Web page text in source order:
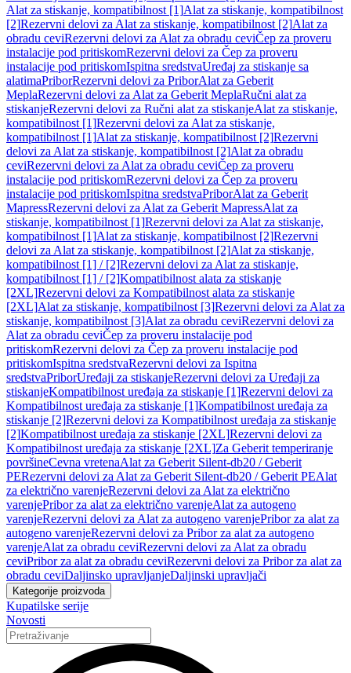
Alat za stiskanje, kompatibilnost [1]Alat za stiskanje, kompatibilnost
[2]Rezervni delovi za Alat za stiskanje, kompatibilnost [2]Alat za
obradu ceviRezervni delovi za Alat za obradu ceviČep za proveru
instalacije pod pritiskomRezervni delovi za Čep za proveru
instalacije pod pritiskomIspitna sredstvaUređaj za stiskanje sa
alatimaPriborRezervni delovi za PriborAlat za Geberit
MeplaRezervni delovi za Alat za Geberit MeplaRučni alat za
stiskanjeRezervni delovi za Ručni alat za stiskanjeAlat za stiskanje,
kompatibilnost [1]Rezervni delovi za Alat za stiskanje,
kompatibilnost [1]Alat za stiskanje, kompatibilnost [2]Rezervni
delovi za Alat za stiskanje, kompatibilnost [2]Alat za obradu
ceviRezervni delovi za Alat za obradu ceviČep za proveru
instalacije pod pritiskomRezervni delovi za Čep za proveru
instalacije pod pritiskomIspitna sredstvaPriborAlat za Geberit
MapressRezervni delovi za Alat za Geberit MapressAlat za
stiskanje, kompatibilnost [1]Rezervni delovi za Alat za stiskanje,
kompatibilnost [1]Alat za stiskanje, kompatibilnost [2]Rezervni
delovi za Alat za stiskanje, kompatibilnost [2]Alat za stiskanje,
kompatibilnost [1] / [2]Rezervni delovi za Alat za stiskanje,
kompatibilnost [1] / [2]Kompatibilnost alata za stiskanje
[2XL]Rezervni delovi za Kompatibilnost alata za stiskanje
[2XL]Alat za stiskanje, kompatibilnost [3]Rezervni delovi za Alat za
stiskanje, kompatibilnost [3]Alat za obradu ceviRezervni delovi za
Alat za obradu ceviČep za proveru instalacije pod
pritiskomRezervni delovi za Čep za proveru instalacije pod
pritiskomIspitna sredstvaRezervni delovi za Ispitna
sredstvaPriborUređaji za stiskanjeRezervni delovi za Uređaji za
stiskanjeKompatibilnost uređaja za stiskanje [1]Rezervni delovi za
Kompatibilnost uređaja za stiskanje [1]Kompatibilnost uređaja za
stiskanje [2]Rezervni delovi za Kompatibilnost uređaja za stiskanje
[2]Kompatibilnost uređaja za stiskanje [2XL]Rezervni delovi za
Kompatibilnost uređaja za stiskanje [2XL]Za Geberit temperiranje
površineCevna vretenaAlat za Geberit Silent-db20 / Geberit
PERezervni delovi za Alat za Geberit Silent-db20 / Geberit PEAlat
za električno varenjeRezervni delovi za Alat za električno
varenjePribor za alat za električno varenjeAlat za autogeno
varenjeRezervni delovi za Alat za autogeno varenjePribor za alat za
autogeno varenjeRezervni delovi za Pribor za alat za autogeno
varenjeAlat za obradu ceviRezervni delovi za Alat za obradu
ceviPribor za alat za obradu ceviRezervni delovi za Pribor za alat za
obradu ceviDaljinsko upravljanjeDaljinski upravljači
Kategorije proizvoda
Kupatilske serije
Novosti